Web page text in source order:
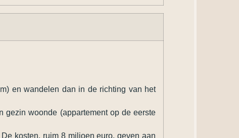
en wandelen dan in de richting van het
gezin woonde (appartement op de eerste
kosten, ruim 8 miljoen euro, geven aan